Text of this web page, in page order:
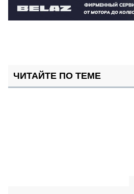
ЧИТАЙТЕ ПО ТЕМЕ